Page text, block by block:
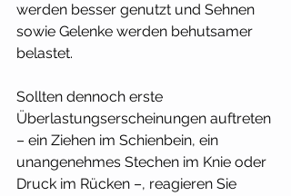
werden besser genutzt und Sehnen
sowie Gelenke werden behutsamer
belastet.
Sollten dennoch erste
Überlastungserscheinungen auftreten
– ein Ziehen im Schienbein, ein
unangenehmes Stechen im Knie oder
Druck im Rücken –, reagieren Sie